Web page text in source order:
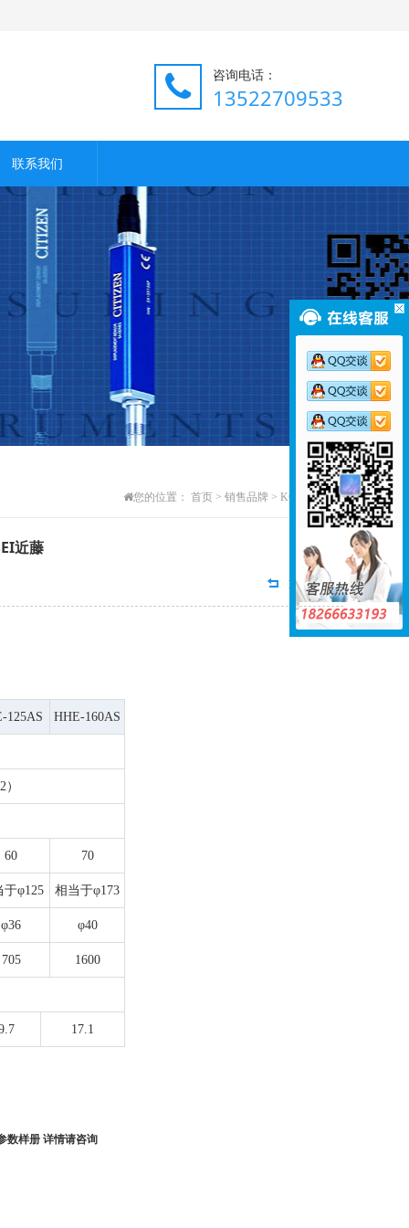
咨询电话：
13522709533
联系我们
您的位置： 首页 > 销售品牌 > KONSEI近藤
近藤
返回列表
125AS HHE-160AS
60 70
于φ125 相当于φ173
φ36 φ40
705 1600
17.1
数样册 详情请咨询